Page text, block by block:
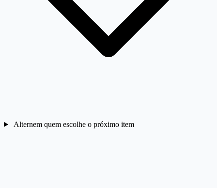
Alternem quem escolhe o próximo item